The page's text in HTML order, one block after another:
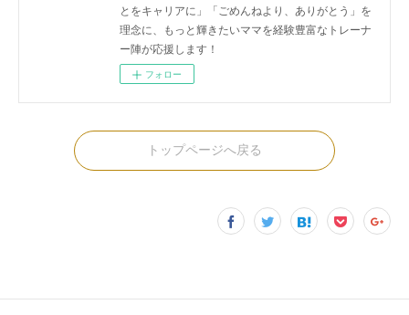
とをキャリアに」「ごめんねより、ありがとう」を
理念に、もっと輝きたいママを経験豊富なトレーナ
ー陣が応援します！
フォロー
トップページへ戻る